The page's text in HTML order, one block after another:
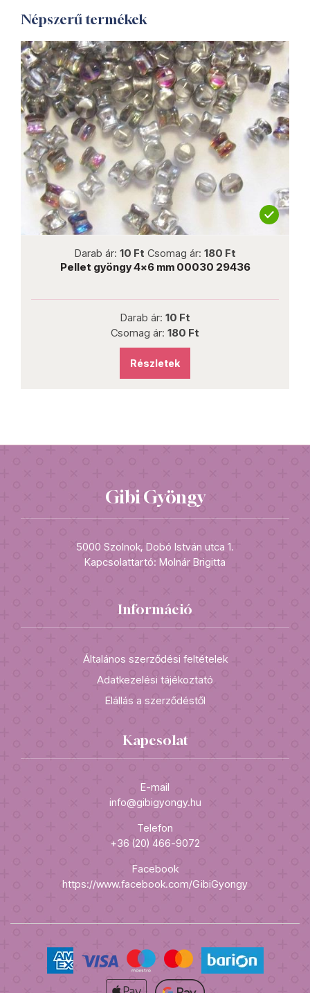
Népszerű termékek
Darab ár: 10 Ft Csomag ár: 180 Ft
Pellet gyöngy 4x6 mm 00030 29436
Darab ár: 10 Ft
Csomag ár: 180 Ft
Részletek
Gibi Gyöngy
5000 Szolnok, Dobó István utca 1.
Kapcsolattartó: Molnár Brigitta
Információ
Általános szerződési feltételek
Adatkezelési tájékoztató
Elállás a szerződéstől
Kapcsolat
E-mail
info@gibigyongy.hu
Telefon
+36 (20) 466-9072
Facebook
https://www.facebook.com/GibiGyongy